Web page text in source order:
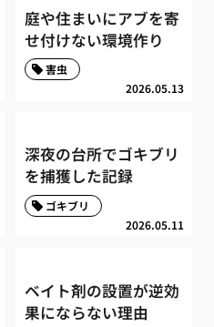
庭や住まいにアブを寄
せ付けない環境作り
2026.05.13
害虫
深夜の台所でゴキブリ
を捕獲した記録
2026.05.11
ゴキブリ
ベイト剤の設置が逆効
果にならない理由